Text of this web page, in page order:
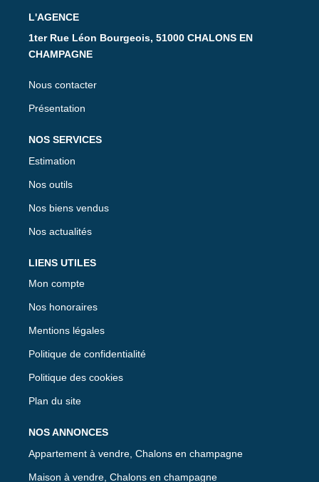
L'AGENCE
1ter Rue Léon Bourgeois, 51000 CHALONS EN
CHAMPAGNE
Nous contacter
Présentation
NOS SERVICES
Estimation
Nos outils
Nos biens vendus
Nos actualités
LIENS UTILES
Mon compte
Nos honoraires
Mentions légales
Politique de confidentialité
Politique des cookies
Plan du site
NOS ANNONCES
Appartement à vendre, Chalons en champagne
Maison à vendre, Chalons en champagne